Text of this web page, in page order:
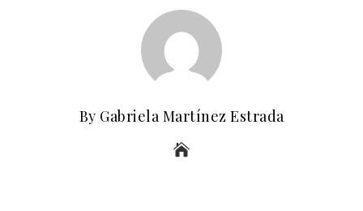
By Gabriela Martínez Estrada